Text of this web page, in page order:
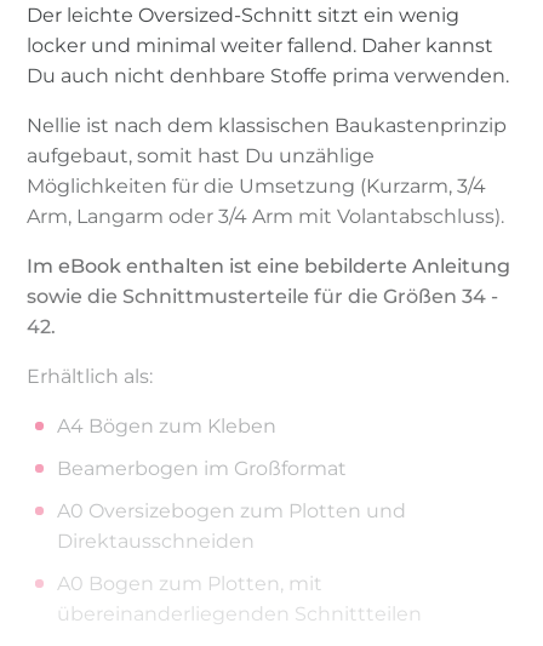
Der leichte Oversized-Schnitt sitzt ein wenig
locker und minimal weiter fallend. Daher kannst
Du auch nicht denhbare Stoffe prima verwenden.
Nellie ist nach dem klassischen Baukastenprinzip
aufgebaut, somit hast Du unzählige
Möglichkeiten für die Umsetzung (Kurzarm, 3/4
Arm, Langarm oder 3/4 Arm mit Volantabschluss).
Im eBook enthalten ist eine bebilderte Anleitung
sowie die Schnittmusterteile für die Größen 34 -
42.
Erhältlich als:
A4 Bögen zum Kleben
Beamerbogen im Großformat
A0 Oversizebogen zum Plotten und
Direktausschneiden
A0 Bogen zum Plotten, mit
übereinanderliegenden Schnittteilen